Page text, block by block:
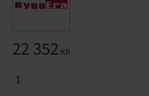
22 352 KR